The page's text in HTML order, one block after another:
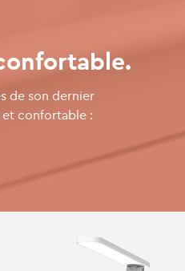
de son dernier
confortable :